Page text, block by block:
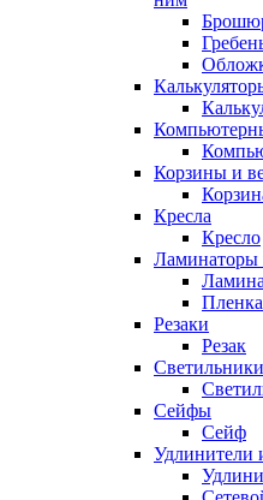
Корзины и
Кресла
Кресло
Ламинаторы
Резаки
Резак
Светильники
Сейфы
Сейф
Удлинители